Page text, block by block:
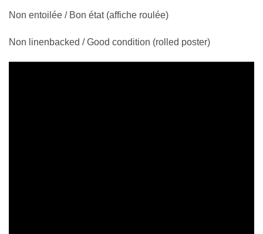
Non entoilée / Bon état (affiche roulée)
Non linenbacked / Good condition (rolled poster)